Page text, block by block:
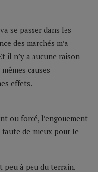
se passer dans les
des marchés m’a
il n’y a aucune raison
causes
effets.
ou forcé, l’engouement
de mieux pour le
peu à peu du terrain.